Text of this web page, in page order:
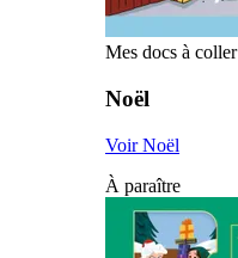
Mes docs à coller
Noël
Voir Noël
À paraître